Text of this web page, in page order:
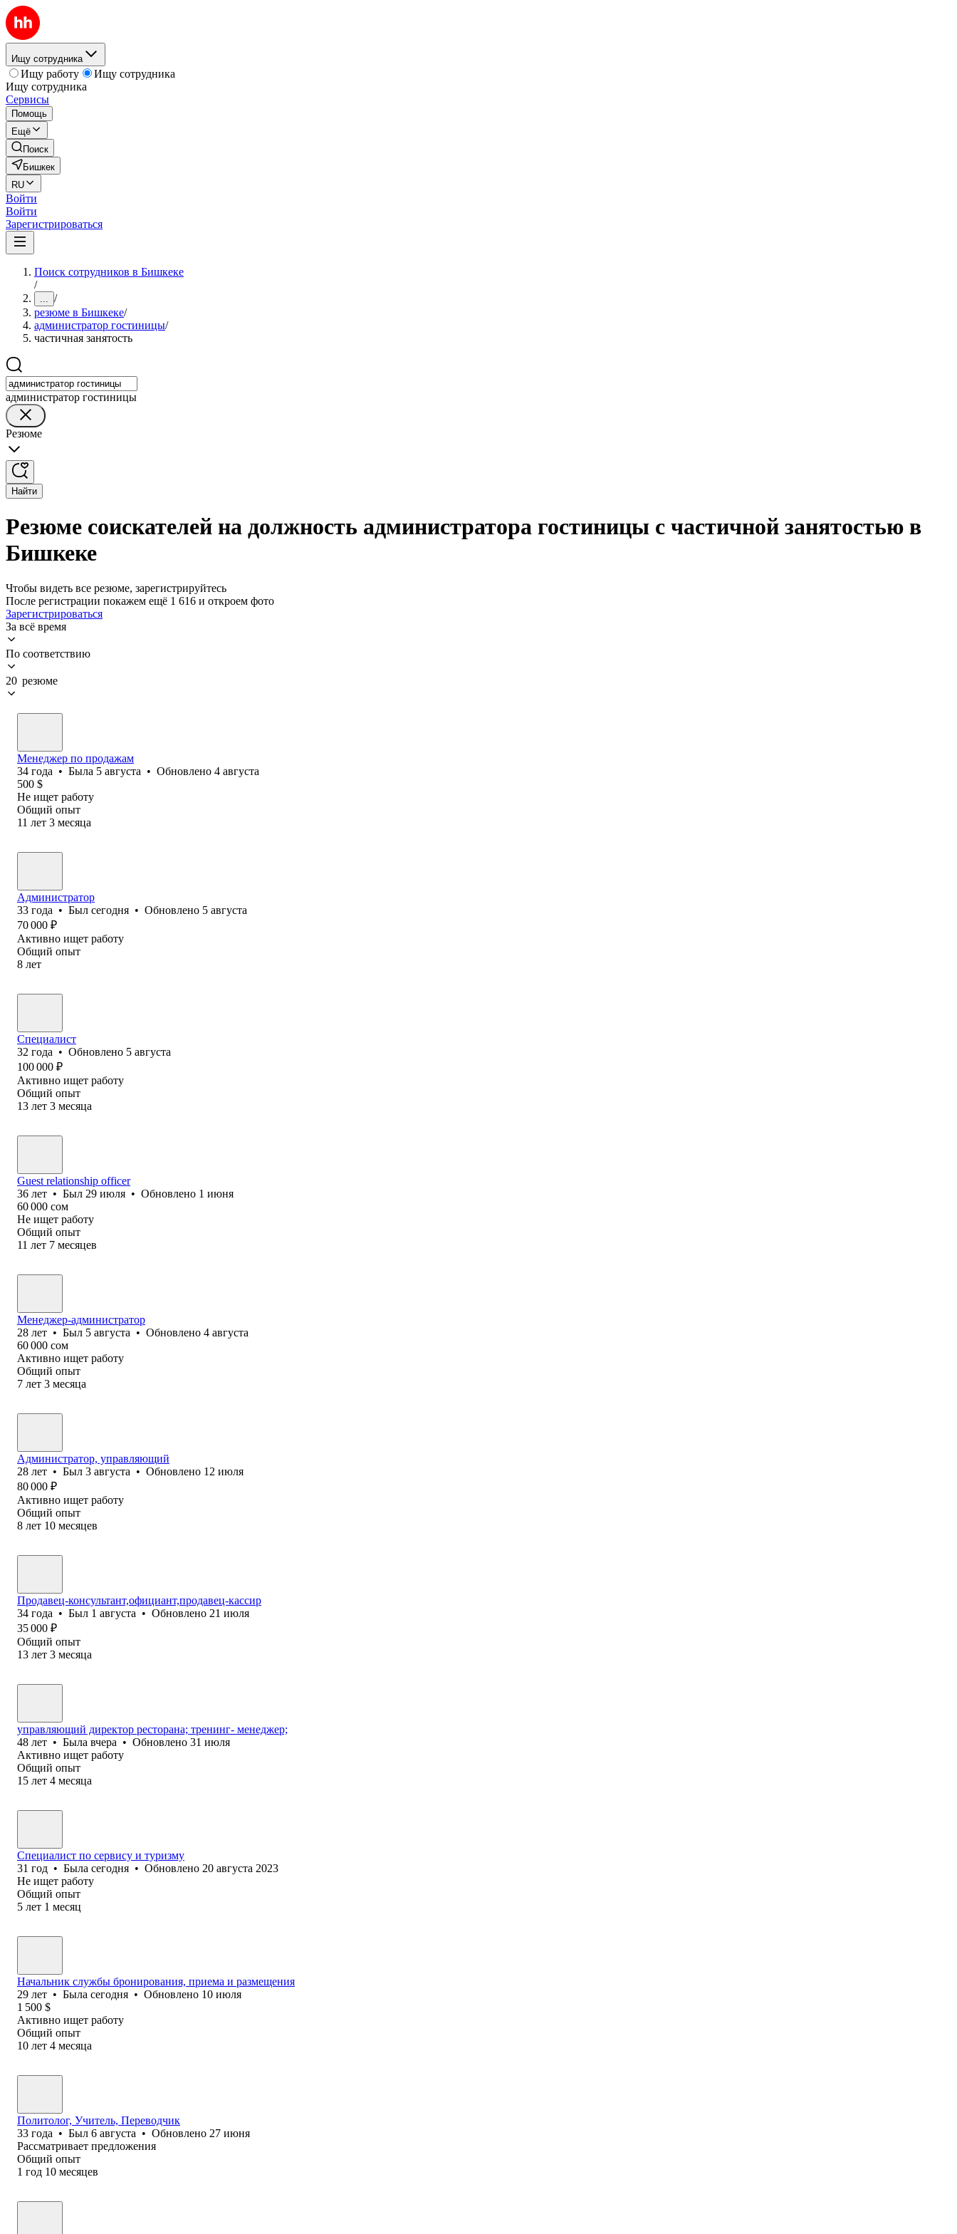
Ищу сотрудника
Ищу работу
Ищу сотрудника
Ищу сотрудника
Сервисы
Помощь
Ещё
Поиск
Бишкек
RU
Войти
Войти
Зарегистрироваться
Поиск сотрудников в Бишкеке
/
... /
резюме в Бишкеке/
администратор гостиницы/
частичная занятость
администратор гостиницы
Резюме
Найти
Резюме соискателей на должность администратора гостиницы с частичной занятостью в
Бишкеке
Чтобы видеть все резюме, зарегистрируйтесь
После регистрации покажем ещё 1 616 и откроем фото
Зарегистрироваться
За всё время
По соответствию
20 резюме
Менеджер по продажам
34 года • Была 5 августа • Обновлено 4 августа
500 $
Не ищет работу
Общий опыт
11 лет 3 месяца
Администратор
33 года • Был сегодня • Обновлено 5 августа
70 000 ₽
Активно ищет работу
Общий опыт
8 лет
Специалист
32 года • Обновлено 5 августа
100 000 ₽
Активно ищет работу
Общий опыт
13 лет 3 месяца
Guest relationship officer
36 лет • Был 29 июля • Обновлено 1 июня
60 000 сом
Не ищет работу
Общий опыт
11 лет 7 месяцев
Менеджер-администратор
28 лет • Был 5 августа • Обновлено 4 августа
60 000 сом
Активно ищет работу
Общий опыт
7 лет 3 месяца
Администратор, управляющий
28 лет • Был 3 августа • Обновлено 12 июля
80 000 ₽
Активно ищет работу
Общий опыт
8 лет 10 месяцев
Продавец-консультант,официант,продавец-кассир
34 года • Был 1 августа • Обновлено 21 июля
35 000 ₽
Общий опыт
13 лет 3 месяца
управляющий директор ресторана; тренинг- менеджер;
48 лет • Была вчера • Обновлено 31 июля
Активно ищет работу
Общий опыт
15 лет 4 месяца
Специалист по сервису и туризму
31 год • Была сегодня • Обновлено 20 августа 2023
Не ищет работу
Общий опыт
5 лет 1 месяц
Начальник службы бронирования, приема и размещения
29 лет • Была сегодня • Обновлено 10 июля
1 500 $
Активно ищет работу
Общий опыт
10 лет 4 месяца
Политолог, Учитель, Переводчик
33 года • Был 6 августа • Обновлено 27 июня
Рассматривает предложения
Общий опыт
1 год 10 месяцев